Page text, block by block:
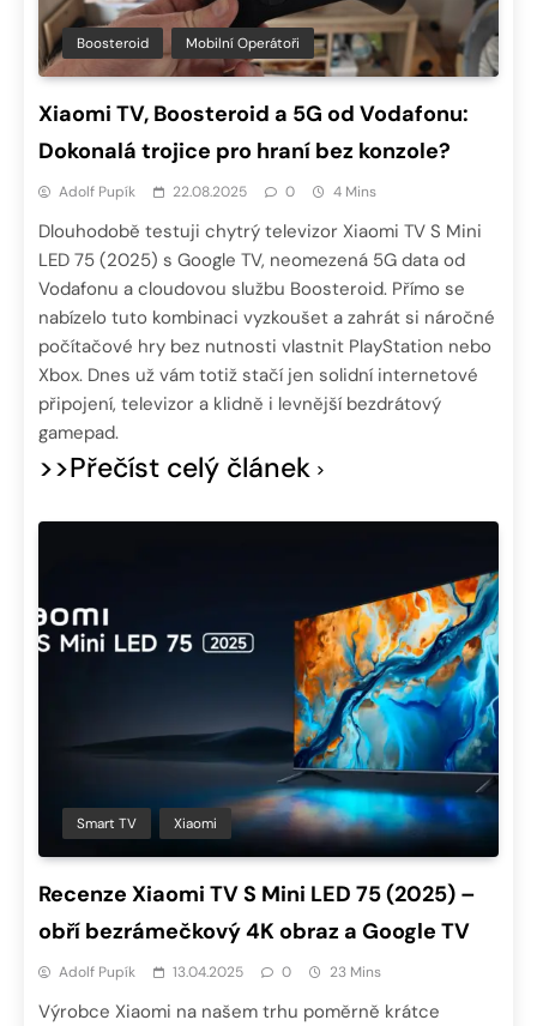
Boosteroid Mobilní Operátoři
Xiaomi TV, Boosteroid a 5G od Vodafonu:
Dokonalá trojice pro hraní bez konzole?
Adolf Pupík 22.08.2025 0 4 Mins
Dlouhodobě testuji chytrý televizor Xiaomi TV S Mini
LED 75 (2025) s Google TV, neomezená 5G data od
Vodafonu a cloudovou službu Boosteroid. Přímo se
nabízelo tuto kombinaci vyzkoušet a zahrát si náročné
počítačové hry bez nutnosti vlastnit PlayStation nebo
Xbox. Dnes už vám totiž stačí jen solidní internetové
připojení, televizor a klidně i levnější bezdrátový
gamepad.
>>Přečíst celý článek
Smart TV Xiaomi
Recenze Xiaomi TV S Mini LED 75 (2025) –
obří bezrámečkový 4K obraz a Google TV
Adolf Pupík 13.04.2025 0 23 Mins
Výrobce Xiaomi na našem trhu poměrně krátce